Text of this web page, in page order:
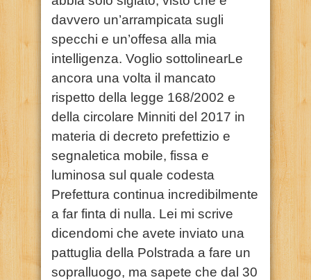
davvero un’arrampicata sugli
specchi e un’offesa alla mia
intelligenza. Voglio sottolinearLe
ancora una volta il mancato
rispetto della legge 168/2002 e
della circolare Minniti del 2017 in
materia di decreto prefettizio e
segnaletica mobile, fissa e
luminosa sul quale codesta
Prefettura continua incredibilmente
a far finta di nulla. Lei mi scrive
dicendomi che avete inviato una
pattuglia della Polstrada a fare un
sopralluogo, ma sapete che dal 30